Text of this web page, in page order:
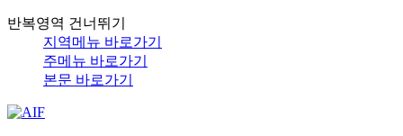
반복영역 건너뛰기
지역메뉴 바로가기
주메뉴 바로가기
본문 바로가기